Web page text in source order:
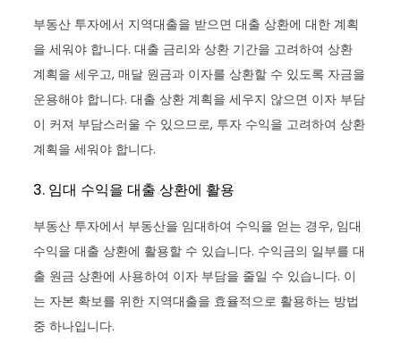
부동산 투자에서 지역대출을 받으면 대출 상환에 대한 계획
을 세워야 합니다. 대출 금리와 상환 기간을 고려하여 상환
계획을 세우고, 매달 원금과 이자를 상환할 수 있도록 자금을
운용해야 합니다. 대출 상환 계획을 세우지 않으면 이자 부담
이 커져 부담스러울 수 있으므로, 투자 수익을 고려하여 상환
계획을 세워야 합니다.
3. 임대 수익을 대출 상환에 활용
부동산 투자에서 부동산을 임대하여 수익을 얻는 경우, 임대
수익을 대출 상환에 활용할 수 있습니다. 수익금의 일부를 대
출 원금 상환에 사용하여 이자 부담을 줄일 수 있습니다. 이
는 자본 확보를 위한 지역대출을 효율적으로 활용하는 방법
중 하나입니다.